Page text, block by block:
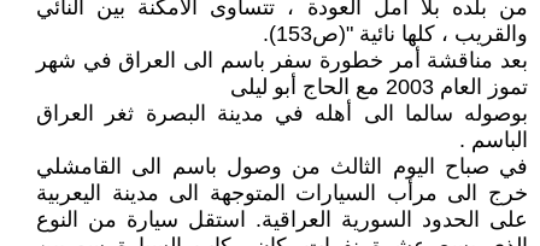
من بلده بلا أمل العودة ، تتساوى الأمكنة بين النائي
والقريب ، كلها نائية "(ص153).
بعد مناقشة أمر خطورة سفر باسم الى العراق في شهر
تموز العام 2003 مع الحاج أبو ليلى
بوصوله سالما الى أهله في مدينة البصرة ثغر العراق
الباسم .
في صباح اليوم الثالث من وصول باسم الى القامشلي
خرج الى مرأب السيارات المتوجهة الى مدينة اليعربية
على الحدود السورية العراقية. استقل سيارة من النوع